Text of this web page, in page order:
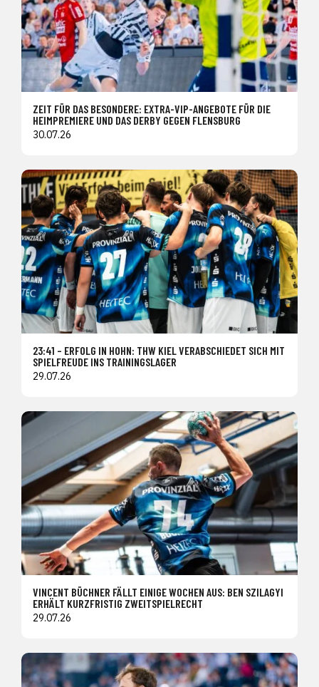
ZEIT FÜR DAS BESONDERE: EXTRA-VIP-ANGEBOTE FÜR DIE
HEIMPREMIERE UND DAS DERBY GEGEN FLENSBURG
30.07.26
23:41 – ERFOLG IN HOHN: THW KIEL VERABSCHIEDET SICH MIT
SPIELFREUDE INS TRAININGSLAGER
29.07.26
VINCENT BÜCHNER FÄLLT EINIGE WOCHEN AUS: BEN SZILAGYI
ERHÄLT KURZFRISTIG ZWEITSPIELRECHT
29.07.26